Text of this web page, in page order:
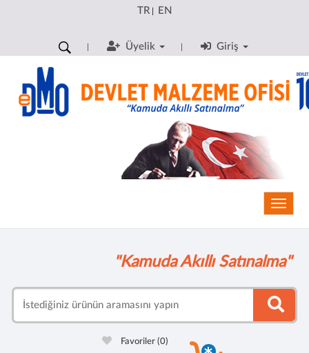
TR| EN
Üyelik Giriş
"Kamuda Akıllı Satınalma"
Favoriler(0)